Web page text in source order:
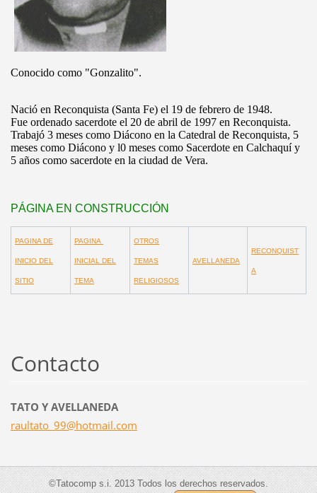
Conocido como "Gonzalito".
Nació en Reconquista (Santa Fe) el 19 de febrero de 1948.
Fue ordenado sacerdote el 20 de abril de 1997 en Reconquista.
Trabajó 3 meses como Diácono en la Catedral de Reconquista, 5
meses como Diácono y l0 meses como Sacerdote en Calchaquí y
5 años como sacerdote en la ciudad de Vera.
PÁGINA EN CONSTRUCCIÓN
PAGINA DE
INICIO DEL
SITIO
PAGINA
INICIAL DEL
TEMA
OTROS
TEMAS
RELIGIOSOS
AVELLANEDA
RECONQUIST
A
Contacto
TATO Y AVELLANEDA
raultato_99@hotmail.com
©Tatocomp s.i. 2013 Todos los derechos reservados.